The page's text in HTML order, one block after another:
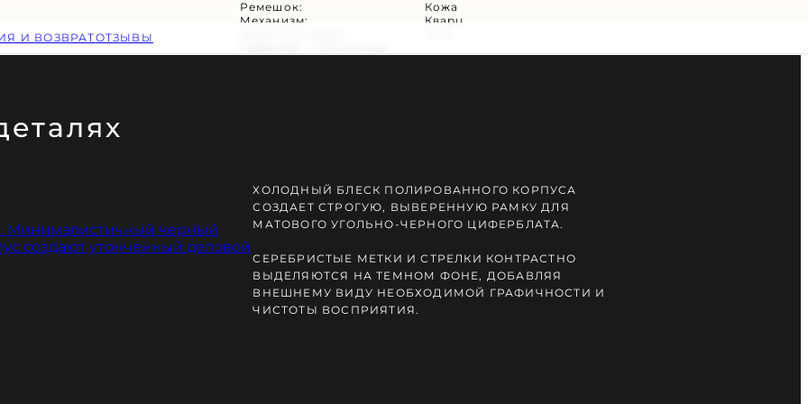
Ремешок:
Механизм:
Кожа
Кварц
И ВОЗВРАТОТЗЫВЫ
ХОЛОДНЫЙ БЛЕСК ПОЛИРОВАННОГО КОРПУСА
СОЗДАЕТ СТРОГУЮ, ВЫВЕРЕННУЮ РАМКУ ДЛЯ
МАТОВОГО УГОЛЬНО-ЧЕРНОГО ЦИФЕРБЛАТА.
СЕРЕБРИСТЫЕ МЕТКИ И СТРЕЛКИ КОНТРАСТНО
ВЫДЕЛЯЮТСЯ НА ТЕМНОМ ФОНЕ, ДОБАВЛЯЯ
ВНЕШНЕМУ ВИДУ НЕОБХОДИМОЙ ГРАФИЧНОСТИ И
ЧИСТОТЫ ВОСПРИЯТИЯ.